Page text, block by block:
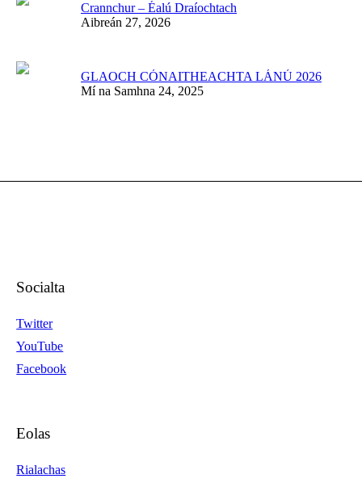
Crannchur – Éalú Draíochtach
Aibreán 27, 2026
GLAOCH CÓNAITHEACHTA LÁNÚ 2026
Mí na Samhna 24, 2025
Socialta
Twitter
YouTube
Facebook
Eolas
Rialachas